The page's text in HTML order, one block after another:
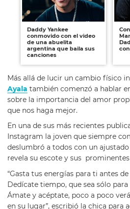
Daddy Yankee
conmovido con el video
de una abuelita
argentina que baila sus
canciones
Más allá de lucir un cambio físico
Ayala también comenzó a hablar
sobre la importancia del amor
que nos haga mejor.
En una de sus más recientes
Instagram la joven que siempre
deslumbró a todos con un
revela su escote y sus prominentes
“Gasta tus energías para ti antes
Dedícate tiempo, que sea sólo
Ámate y acéptate, poco a poco
en su lugar”, escribió la chica para